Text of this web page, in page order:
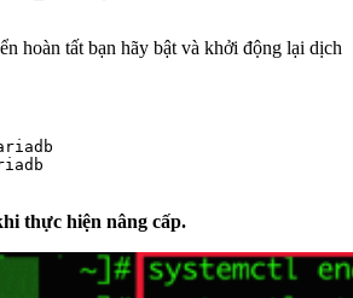
hoàn tất bạn hãy bật và khởi động lại dịch
thực hiện nâng cấp.